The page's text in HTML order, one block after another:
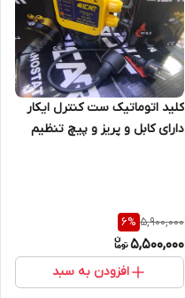
کلید اتوماتیک ست کنترل ایکار
دارای کابل و پریز و پیچ تنظیم
5,900,000
6%
5,500,000
افزودن به سبد